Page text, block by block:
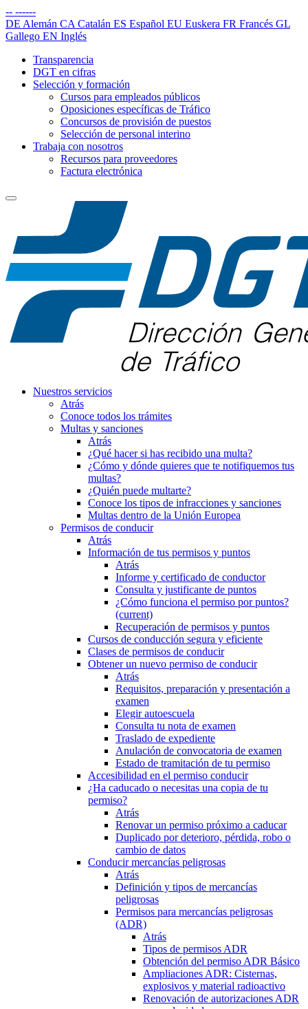
-- ------
DE Alemán CA Catalán ES Español EU Euskera FR Francés GL
Gallego EN Inglés
Transparencia
DGT en cifras
Selección y formación
Cursos para empleados públicos
Oposiciones específicas de Tráfico
Concursos de provisión de puestos
Selección de personal interino
Trabaja con nosotros
Recursos para proveedores
Factura electrónica
Nuestros servicios
Atrás
Conoce todos los trámites
Multas y sanciones
Atrás
¿Qué hacer si has recibido una multa?
¿Cómo y dónde quieres que te notifiquemos tus
multas?
¿Quién puede multarte?
Conoce los tipos de infracciones y sanciones
Multas dentro de la Unión Europea
Permisos de conducir
Atrás
Información de tus permisos y puntos
Atrás
Informe y certificado de conductor
Consulta y justificante de puntos
¿Cómo funciona el permiso por puntos?
(current)
Recuperación de permisos y puntos
Cursos de conducción segura y eficiente
Clases de permisos de conducir
Obtener un nuevo permiso de conducir
Atrás
Requisitos, preparación y presentación a
examen
Elegir autoescuela
Consulta tu nota de examen
Traslado de expediente
Anulación de convocatoria de examen
Estado de tramitación de tu permiso
Accesibilidad en el permiso conducir
¿Ha caducado o necesitas una copia de tu
permiso?
Atrás
Renovar un permiso próximo a caducar
Duplicado por deterioro, pérdida, robo o
cambio de datos
Conducir mercancías peligrosas
Atrás
Definición y tipos de mercancías
peligrosas
Permisos para mercancías peligrosas
(ADR)
Atrás
Tipos de permisos ADR
Obtención del permiso ADR Básico
Ampliaciones ADR: Cisternas,
explosivos y material radioactivo
Renovación de autorizaciones ADR